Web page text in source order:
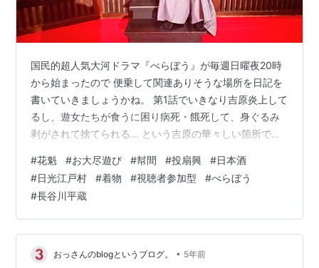
国民的超人気大河ドラマ『べらぼう』が毎週日曜夜20時
から始まったので 便乗して関連ありそうな場所を日記を
書いていきましょうかね。 第1話でいきなり吉原炎上して
るし、遊女たちが食うに困り病死・餓死して、身ぐるみ
剥がされて捨てられる… という吉原の華々しい箇所では
るのは知っていたけど、現代の健康状態良好な役者さん
方が身ぐるみ剥がされて倒れてる絵面でも中々のモノ。
史実だと衛生状態も良くないし、性病やらもあったでし
ょうし。 実際の光景はさらに悲惨だったでしょう😶 まあ
題材的には華々しい方を書いていきますよ！！ 劇中で長
谷川平蔵が花魁道中に見惚れて遊…
#花魁 #お大尽遊び #幇間 #投扇興 #日本酒
#日光江戸村 #着物 #視聴者参加型 #べらぼう
#長谷川平蔵
おっさんのblogというブログ。 • 5年前